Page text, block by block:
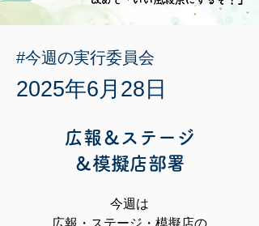
#今週の実行委員会
2025年6月28日
広報＆ステージ
＆模擬店部署
今週は
広報・ステージ・模擬店の